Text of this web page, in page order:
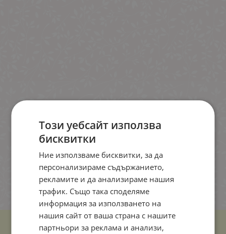
Този уебсайт използва
бисквитки
Ние използваме бисквитки, за да
персонализираме съдържанието,
рекламите и да анализираме нашия
трафик. Също така споделяме
информация за използването на
нашия сайт от ваша страна с нашите
партньори за реклама и анализи,